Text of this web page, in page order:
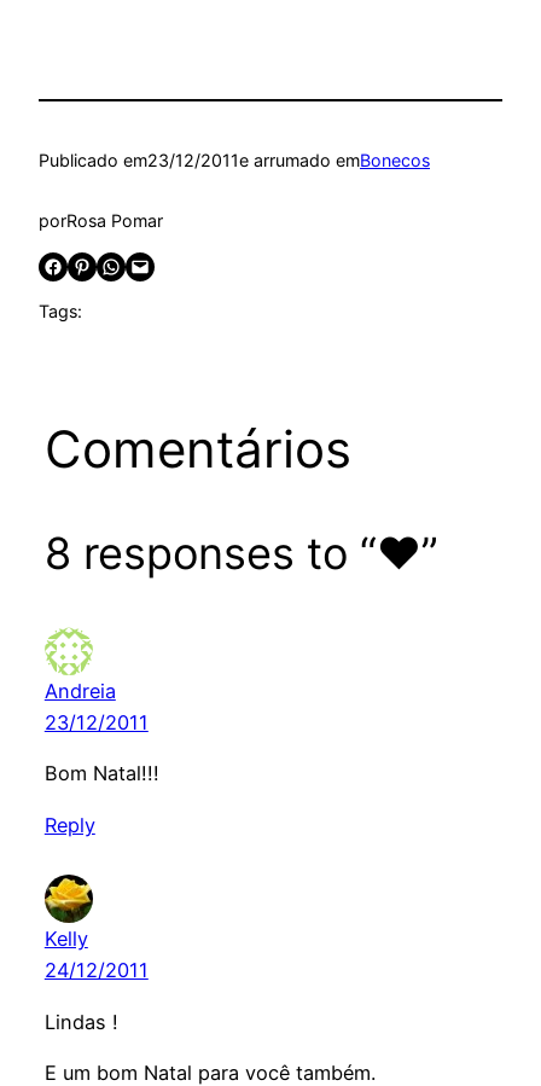
Publicado em23/12/2011e arrumado emBonecos
porRosa Pomar
Share on Facebook Share on Pinterest Share on WhatsApp Email this Page
Tags:
Comentários
8 responses to “♥”
Andreia
23/12/2011
Bom Natal!!!
Reply
Kelly
24/12/2011
Lindas !
E um bom Natal para você também.